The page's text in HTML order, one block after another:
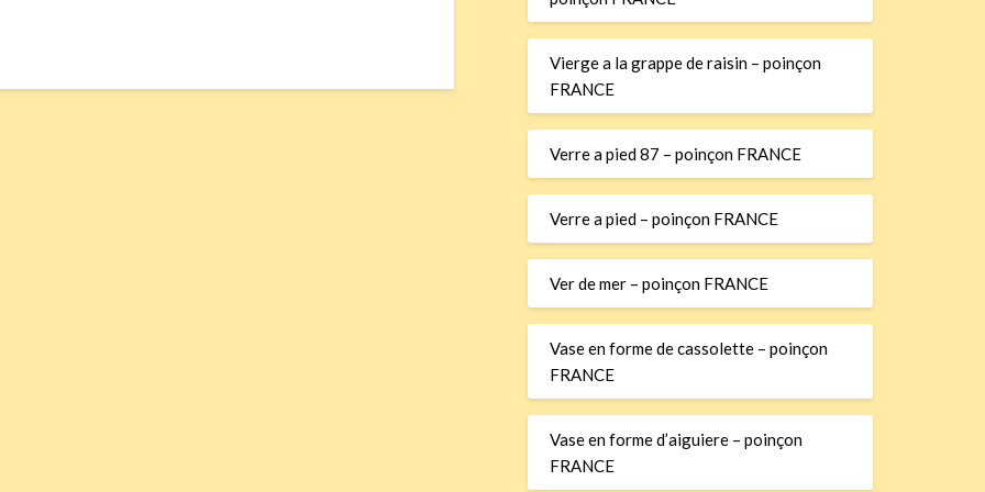
Vierge a la grappe de raisin – poinçon
FRANCE
Verre a pied 87 – poinçon FRANCE
Verre a pied – poinçon FRANCE
Ver de mer – poinçon FRANCE
Vase en forme de cassolette – poinçon
FRANCE
Vase en forme d’aiguiere – poinçon
FRANCE